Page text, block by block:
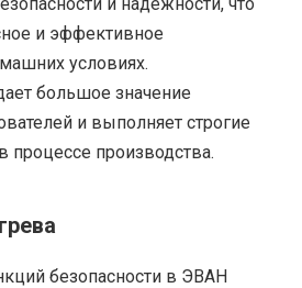
и эффективное
условиях.
большое значение
и выполняет строгие
процессе производства.
безопасности в ЭВАН